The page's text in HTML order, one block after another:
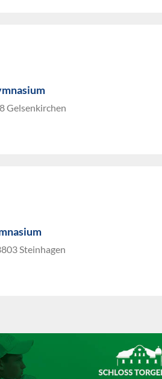
Gelsenkirchen
Steinhagen